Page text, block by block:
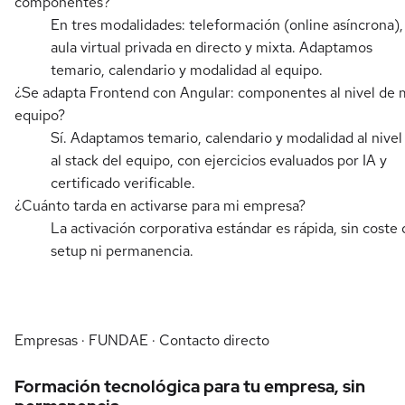
En tres modalidades: teleformación (online asíncrona),
aula virtual privada en directo y mixta. Adaptamos
temario, calendario y modalidad al equipo.
¿Se adapta Frontend con Angular: componentes al nivel de
equipo?
Sí. Adaptamos temario, calendario y modalidad al
al stack del equipo, con ejercicios evaluados por IA y
certificado verificable.
¿Cuánto tarda en activarse para mi empresa?
La activación corporativa estándar es rápida, sin coste
setup ni permanencia.
Empresas · FUNDAE · Contacto directo
Formación tecnológica para tu empresa, sin